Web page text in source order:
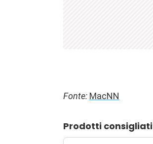
Fonte: MacNN
Prodotti consigliati